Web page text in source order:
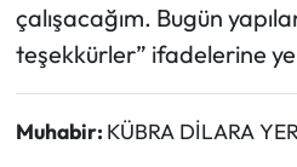
çalışacağım. Bugün
teşekkürler” ifadelerine
Muhabir: KÜBRA DİLARA